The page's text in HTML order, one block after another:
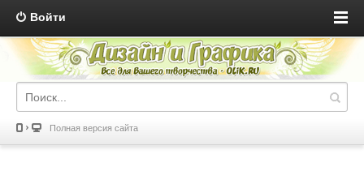
Войти
Полная версия сайта